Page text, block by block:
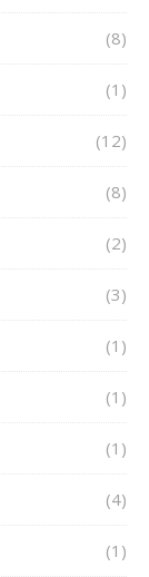
(8)
(1)
(12)
(8)
(2)
(3)
(1)
(1)
(1)
(4)
(1)